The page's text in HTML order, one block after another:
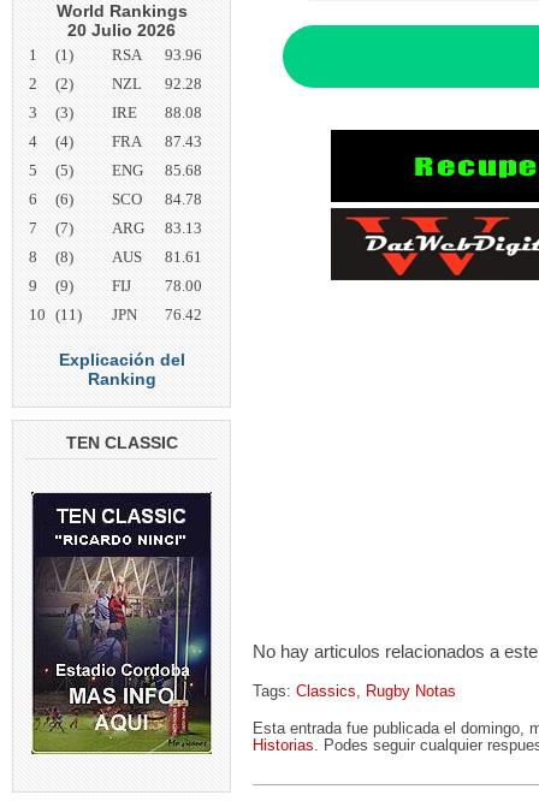
World Rankings
20 Julio 2026
1 (1) RSA
93.96
2
(2) NZL
92.28
3
(3) IRE
88.08
4
(4) FRA
87.43
5
(5) ENG
85.68
6
(6) SCO
84.78
7
(7) ARG
83.13
8
(8) AUS
81.61
9
(9) FIJ
78.00
10 (11) JPN 76.42
Explicación del
Ranking
TEN CLASSIC
No hay articulos relacionados a
Tags: Classics, Rugby Notas
Esta entrada fue publicada el domingo,
Historias. Podes seguir cualquier